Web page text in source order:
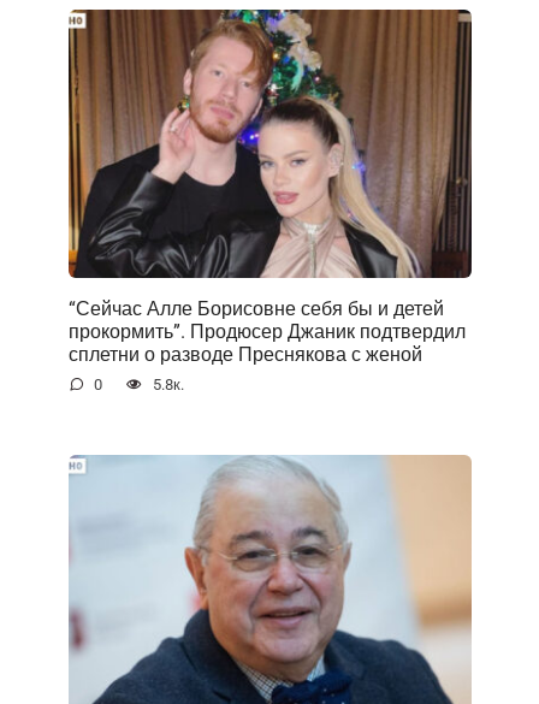
“Сейчас Алле Борисовне себя бы и детей
прокормить”. Продюсер Джаник подтвердил
сплетни о разводе Преснякова с женой
0 5.8к.